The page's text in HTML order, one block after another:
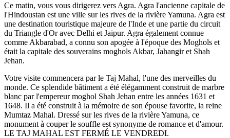
Ce matin, vous vous dirigerez vers Agra. Agra l'ancienne capitale de
l'Hindoustan est une ville sur les rives de la rivière Yamuna. Agra est
une destination touristique majeure de l'Inde et une partie du circuit
du Triangle d'Or avec Delhi et Jaipur. Agra également connue
comme Akbarabad, a connu son apogée à l'époque des Moghols et
était la capitale des souverains moghols Akbar, Jahangir et Shah
Jehan.
Votre visite commencera par le Taj Mahal, l'une des merveilles du
monde. Ce splendide bâtiment a été élégamment construit de marbre
blanc par l'empereur moghol Shah Jehan entre les années 1631 et
1648. Il a été construit à la mémoire de son épouse favorite, la reine
Mumtaz Mahal. Dressé sur les rives de la rivière Yamuna, ce
monument à couper le souffle est synonyme de romance et d'amour.
LE TAJ MAHAL EST FERMÉ LE VENDREDI.